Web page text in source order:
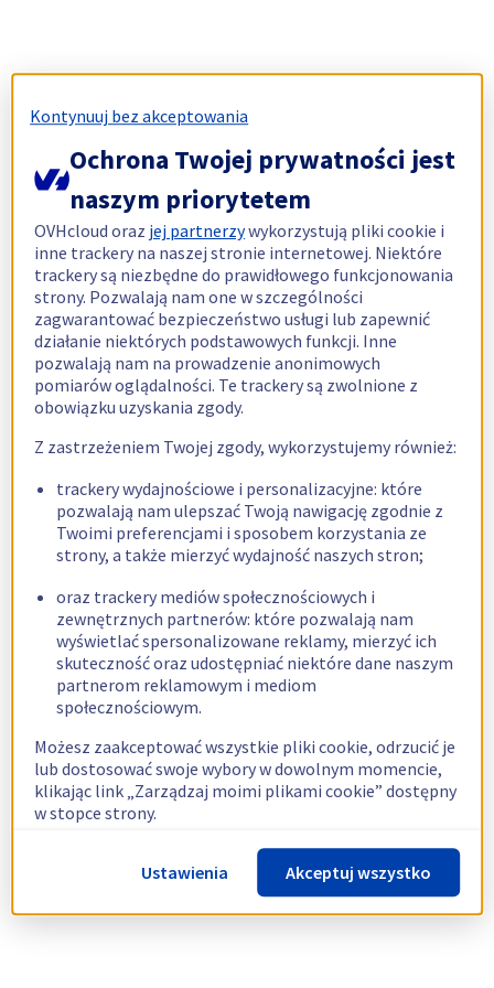
Kontynuuj bez akceptowania
Ochrona Twojej prywatności jest
naszym priorytetem
OVHcloud oraz jej partnerzywykorzystują pliki cookie i
inne trackery na naszej stronie internetowej. Niektóre
trackery są niezbędne do prawidłowego funkcjonowania
strony. Pozwalają nam one w szczególności
zagwarantować bezpieczeństwo usługi lub zapewnić
działanie niektórych podstawowych funkcji. Inne
pozwalają nam na prowadzenie anonimowych
pomiarów oglądalności. Te trackery są zwolnione z
obowiązku uzyskania zgody.
Z zastrzeżeniem Twojej zgody, wykorzystujemy również:
trackery wydajnościowe i personalizacyjne: które
pozwalają nam ulepszać Twoją nawigację zgodnie z
Twoimi preferencjami i sposobem korzystania ze
strony, a także mierzyć wydajność naszych stron;
oraz trackery mediów społecznościowych i
zewnętrznych partnerów: które pozwalają nam
wyświetlać spersonalizowane reklamy, mierzyć ich
skuteczność oraz udostępniać niektóre dane naszym
partnerom reklamowym i mediom
społecznościowym.
Możesz zaakceptować wszystkie pliki cookie, odrzucić je
lub dostosować swoje wybory w dowolnym momencie,
klikając link „Zarządzaj moimi plikami cookie” dostępny
w stopce strony.
Więcej informacji znajdziesz w naszejpolityce
dotyczącej wykorzystywania plików cookie.
Ustawienia Akceptuj wszystko